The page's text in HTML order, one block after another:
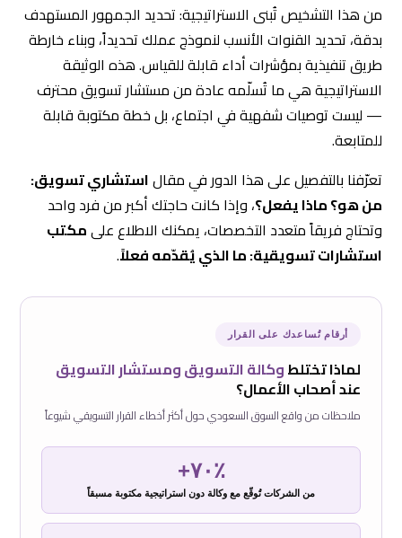
من هذا التشخيص تُبنى الاستراتيجية: تحديد الجمهور المستهدف
بدقة، تحديد القنوات الأنسب لنموذج عملك تحديداً، وبناء خارطة
طريق تنفيذية بمؤشرات أداء قابلة للقياس. هذه الوثيقة
الاستراتيجية هي ما تُسلّمه عادة من مستشار تسويق محترف
— ليست توصيات شفهية في اجتماع، بل خطة مكتوبة قابلة
للمتابعة.
تعرّفنا بالتفصيل على هذا الدور في مقالاستشاري تسويق:
من هو؟ ماذا يفعل؟، وإذا كانت حاجتك أكبر من فرد واحد
وتحتاج فريقاً متعدد التخصصات، يمكنك الاطلاع علىمكتب
استشارات تسويقية: ما الذي يُقدّمه فعلاً.
أرقام تُساعدك على القرار
لماذا تختلطوكالة التسويق ومستشار التسويق
عند أصحاب الأعمال؟
ملاحظات من واقع السوق السعودي حول أكثر أخطاء القرار التسويقي شيوعاً
٪٧٠+
من الشركات تُوقّع مع وكالة دون استراتيجية مكتوبة مسبقاً